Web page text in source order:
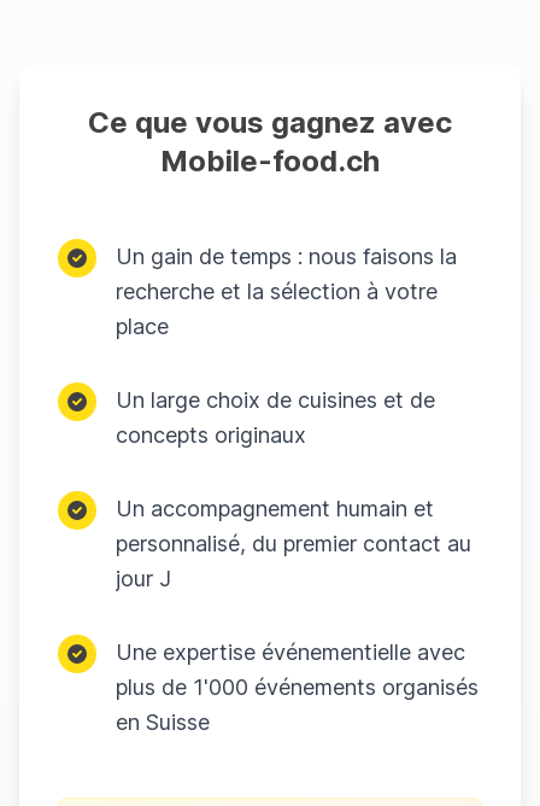
Ce que vous gagnez avec
Mobile-food.ch
Un gain de temps : nous faisons la
recherche et la sélection à votre
place
Un large choix de cuisines et de
concepts originaux
Un accompagnement humain et
personnalisé, du premier contact au
jour J
Une expertise événementielle avec
plus de 1'000 événements organisés
en Suisse